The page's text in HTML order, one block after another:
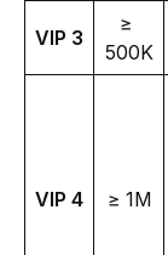
VIP 3
≥
500K
VIP 4 ≥ 1M